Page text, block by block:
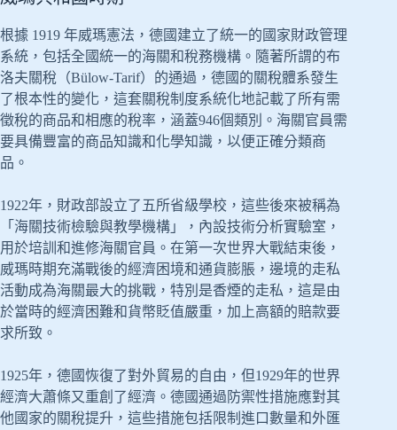
根據 1919 年威瑪憲法，德國建立了統一的國家財政管理
系統，包括全國統一的海關和稅務機構。隨著所謂的布
洛夫關稅（Bülow-Tarif）的通過，德國的關稅體系發生
了根本性的變化，這套關稅制度系統化地記載了所有需
徵稅的商品和相應的稅率，涵蓋946個類別。海關官員需
要具備豐富的商品知識和化學知識，以便正確分類商
品。
1922年，財政部設立了五所省級學校，這些後來被稱為
「海關技術檢驗與教學機構」，內設技術分析實驗室，
用於培訓和進修海關官員。在第一次世界大戰結束後，
威瑪時期充滿戰後的經濟困境和通貨膨脹，邊境的走私
活動成為海關最大的挑戰，特別是香煙的走私，這是由
於當時的經濟困難和貨幣貶值嚴重，加上高額的賠款要
求所致。
1925年，德國恢復了對外貿易的自由，但1929年的世界
經濟大蕭條又重創了經濟。德國通過防禦性措施應對其
他國家的關稅提升，這些措施包括限制進口數量和外匯